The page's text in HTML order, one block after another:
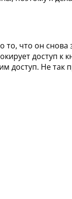
то, что он
доступ к
доступ. Не так